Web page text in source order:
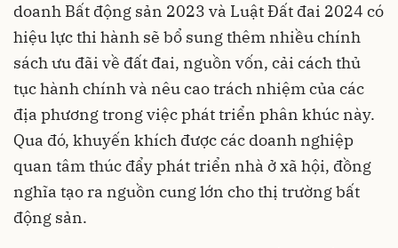
doanh Bất động sản 2023 và Luật Đất đai 2024 có
hiệu lực thi hành sẽ bổ sung thêm nhiều chính
sách ưu đãi về đất đai, nguồn vốn, cải cách thủ
tục hành chính và nêu cao trách nhiệm của các
địa phương trong việc phát triển phân khúc này.
Qua đó, khuyến khích được các doanh nghiệp
quan tâm thúc đẩy phát triển nhà ở xã hội, đồng
nghĩa tạo ra nguồn cung lớn cho thị trường bất
động sản.